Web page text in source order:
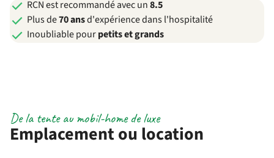
RCN est recommandé avec un8.5
Plus de70 ansd'expérience dans l'hospitalité
Inoubliable pourpetits et grands
Emplacement ou location
De la tente au mobil-home de luxe